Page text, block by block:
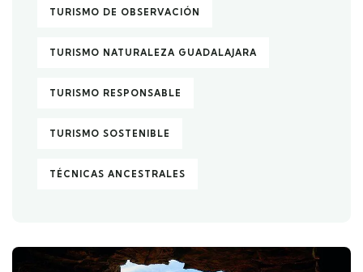
TURISMO DE OBSERVACIÓN
TURISMO NATURALEZA GUADALAJARA
TURISMO RESPONSABLE
TURISMO SOSTENIBLE
TÉCNICAS ANCESTRALES